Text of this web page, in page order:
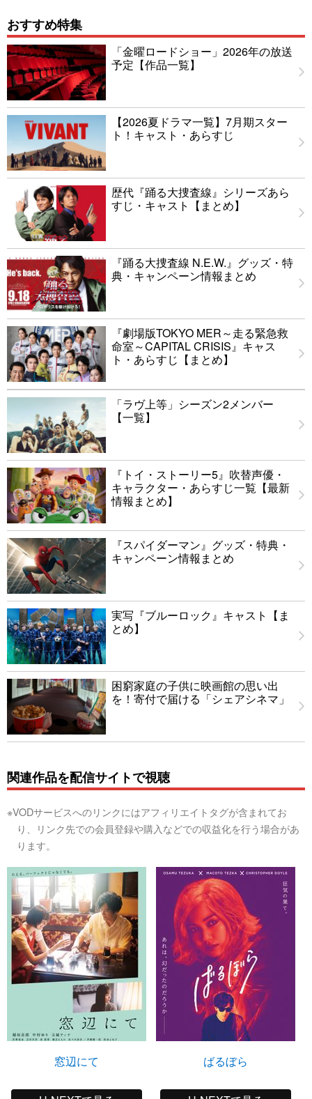
おすすめ特集
「金曜ロードショー」2026年の放送
予定【作品一覧】
【2026夏ドラマ一覧】7月期スター
ト！キャスト・あらすじ
歴代『踊る大捜査線』シリーズあら
すじ・キャスト【まとめ】
『踊る大捜査線 N.E.W.』グッズ・特
典・キャンペーン情報まとめ
『劇場版TOKYO MER～走る緊急救
命室～CAPITAL CRISIS』キャス
ト・あらすじ【まとめ】
「ラヴ上等」シーズン2メンバー
【一覧】
『トイ・ストーリー5』吹替声優・
キャラクター・あらすじ一覧【最新
情報まとめ】
『スパイダーマン』グッズ・特典・
キャンペーン情報まとめ
実写『ブルーロック』キャスト【ま
とめ】
困窮家庭の子供に映画館の思い出
を！寄付で届ける「シェアシネマ」
関連作品を配信サイトで視聴
※VODサービスへのリンクにはアフィリエイトタグが含まれてお
り、リンク先での会員登録や購入などでの収益化を行う場合があ
ります。
窓辺にて ばるぼら